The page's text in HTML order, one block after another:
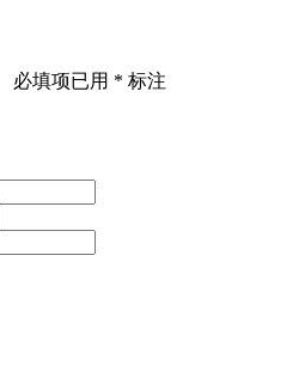
必填项已用 * 标注